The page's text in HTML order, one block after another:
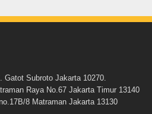
Gatot Subroto Jakarta 10270.
Raya No.67 Jakarta Timur 13140
8 Matraman Jakarta 13130